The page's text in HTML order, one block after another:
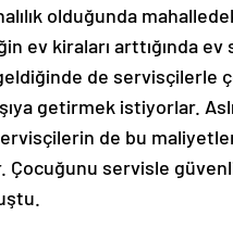
olduğunda
ev kiraları arttığında
de servisçilerle
getirmek istiyorlar.
de bu
Çocuğunu servisle